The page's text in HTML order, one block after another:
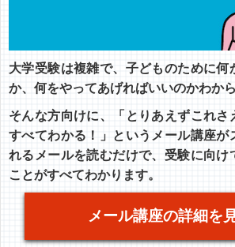
大学受験は複雑で、子どものために何
か、何をやってあげればいいのかわ
そんな方向けに、「とりあえずこれさ
すべてわかる！」というメール講座が
れるメールを読むだけで、受験に向け
ことがすべてわかります。
メール講座の詳細を